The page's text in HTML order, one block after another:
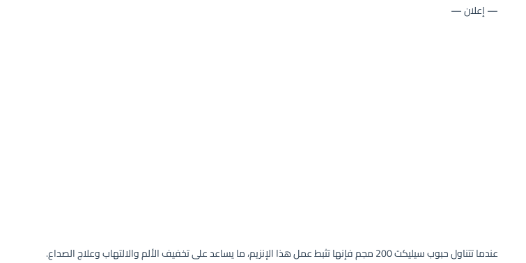
— إعلان —
عندما تتناول حبوب سيليكت 200 مجم فإنها تثبط عمل هذا الإنزيم، ما يساعد على تخفيف الألم والالتهاب وعلاج الصداع.